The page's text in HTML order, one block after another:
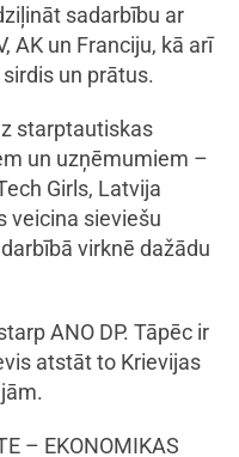
sadarbību ar
AK un Franciju, kā arī
un prātus.
starptautiskas
un uzņēmumiem –
Girls, Latvija
veicina sieviešu
virknē dažādu
ANO DP. Tāpēc ir
atstāt to Krievijas
– EKONOMIKAS